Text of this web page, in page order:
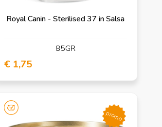
Royal Canin - Sterilised 37 in Salsa
85GR
€ 1,75
promo